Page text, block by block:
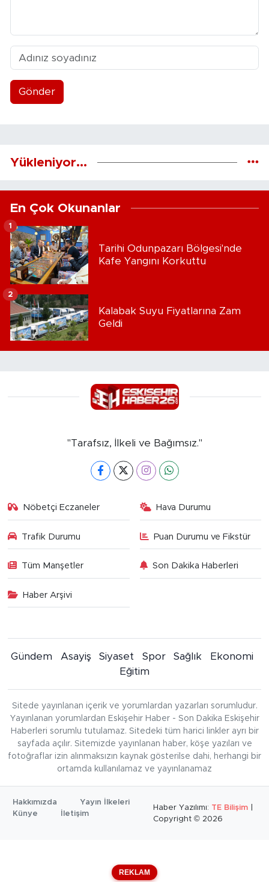
Gönder
Yükleniyor...
En Çok Okunanlar
Tarihi Odunpazarı Bölgesi'nde
Kafe Yangını Korkuttu
1
Kalabak Suyu Fiyatlarına Zam
Geldi
2
"Tarafsız, İlkeli ve Bağımsız."
Nöbetçi Eczaneler Hava Durumu
Trafik Durumu Puan Durumu ve Fikstür
Tüm Manşetler Son Dakika Haberleri
Haber Arşivi
Gündem Asayiş Siyaset Spor Sağlık
Ekonomi
Eğitim
Sitede yayınlanan içerik ve yorumlardan yazarları sorumludur.
Yayınlanan yorumlardan Eskişehir Haber - Son Dakika Eskişehir
Haberleri sorumlu tutulamaz. Sitedeki tüm harici linkler ayrı bir
sayfada açılır. Sitemizde yayınlanan haber, köşe yazıları ve
fotoğraflar izin alınmaksızın kaynak gösterilse dahi, herhangi bir
ortamda kullanılamaz ve yayınlanamaz
Hakkımızda
Yayın İlkeleri
Künye
İletişim
Haber Yazılımı: TE Bilişim
Copyright © 2026
REKLAM